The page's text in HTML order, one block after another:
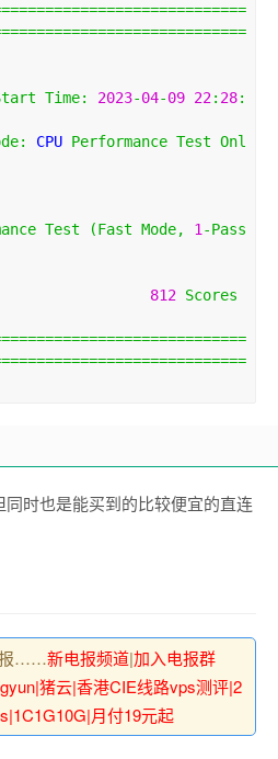
Time: 2023-04-09 22: 28:
: CPU Performance Test Onl
Test (Fast Mode, 1-Pass
812 Scores
时也是能买到的比较便宜的直连
报……新电报频道|加入电报群
猪云|香港CIE线路vps测评|2
月付19元起